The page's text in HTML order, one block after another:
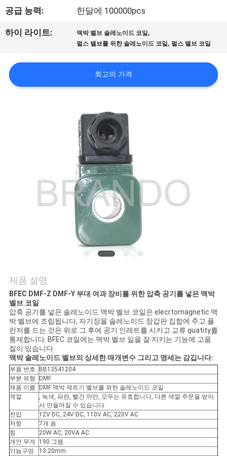
투
어
품
질
인
용
을
요
청
하
십
시
오
공급 능력: 한달에 100000pcs
하이 라이트: 맥박 벨브 솔레노이드 코일,
펄스 밸브를 위한 솔레노이드 코일, 펄스 밸브 코일
최고의 가격
제품 설명
BFEC DMF-Z DMF-Y 부대 여과 장비를 위한 압축 공기를 넣은 맥박
벨브 코일
압축 공기를 넣은 솔레노이드 맥박 벨브 코일은 elecrtomagnetic 맥
박 벨브에 조립됩니다, 자기장을 솔레노이드 장갑판 집합에 주고 플
런저를 드는 것은 위로 그 후에 공기 인레트를 시키고 교류 quatity를
통제합니다. BFEC 코일에는 맥박 벨브 일을 잘 지키는 기능에 고품
질이 있습니다.
맥박 솔레노이드 벨브의 상세한 매개변수 그리고 명세는 감깁니다:
부품 번호. BB13541204
부분 유형
DMF
제품 이름
DMF 맥박 제트기 벨브를 위한 솔레노이드 코일
색깔
, 녹색, 파란, 빨간 까만, 모두는 유효합니다, 다른 색깔 주문을 받아
서 만들어질 수 있습니다
전압
12V DC, 24V DC, 110V AC, 220V AC
저항
7개 옴
힘
20W AC, 20VA AC
개인 무게
190 그램
가늠구멍
13.20mm